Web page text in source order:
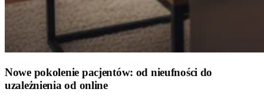
Nowe pokolenie pacjentów: od nieufności do
uzależnienia od online